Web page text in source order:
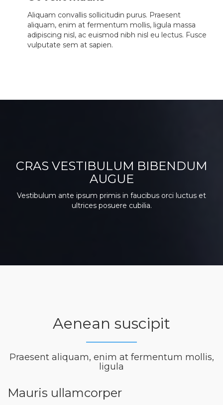
Aliquam convallis sollicitudin purus. Praesent
aliquam, enim at fermentum mollis, ligula massa
adipiscing nisl, ac euismod nibh nisl eu lectus. Fusce
vulputate sem at sapien.
CRAS VESTIBULUM BIBENDUM
AUGUE
Vestibulum ante ipsum primis in faucibus orci luctus et
ultrices posuere cubilia.
Aenean suscipit
Praesent aliquam, enim at fermentum mollis,
ligula
Mauris ullamcorper